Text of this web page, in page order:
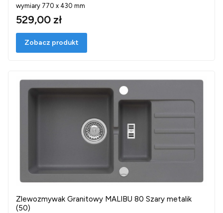
wymiary 770 x 430 mm
529,00 zł
Zobacz produkt
Zlewozmywak Granitowy MALIBU 80 Szary metalik
(50)